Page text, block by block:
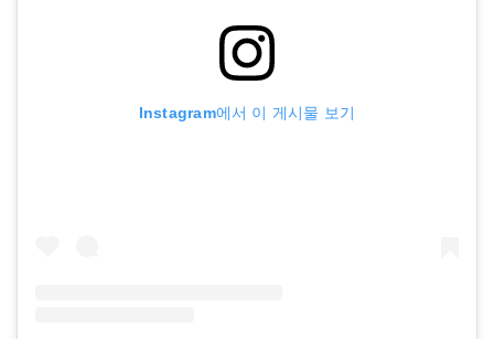
Instagram에서 이 게시물 보기